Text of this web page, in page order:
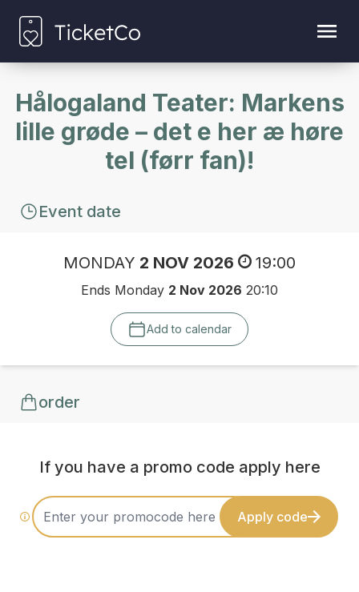
Hålogaland Teater: Markens
lille grøde – det e her æ høre
tel (førr fan)!
Event date
MONDAY 2 NOV 2026 19:00
Ends Monday 2 Nov 2026 20:10
Add to calendar
order
If you have a promo code apply here
Apply code